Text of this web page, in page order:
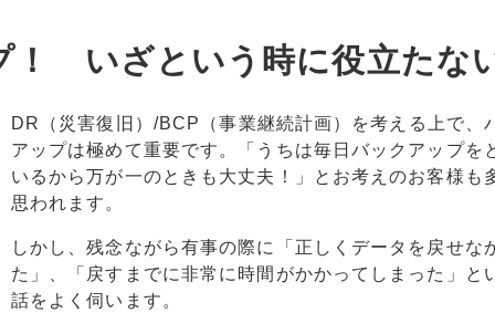
！ いざという時に役立たな
DR（災害復旧）/BCP（事業継続計画）を考える上で、
アップは極めて重要です。「うちは毎日バックアップを
いるから万が一のときも大丈夫！」とお考えのお客様も
思われます。
しかし、残念ながら有事の際に「正しくデータを戻せな
た」、「戻すまでに非常に時間がかかってしまった」と
話をよく伺います。